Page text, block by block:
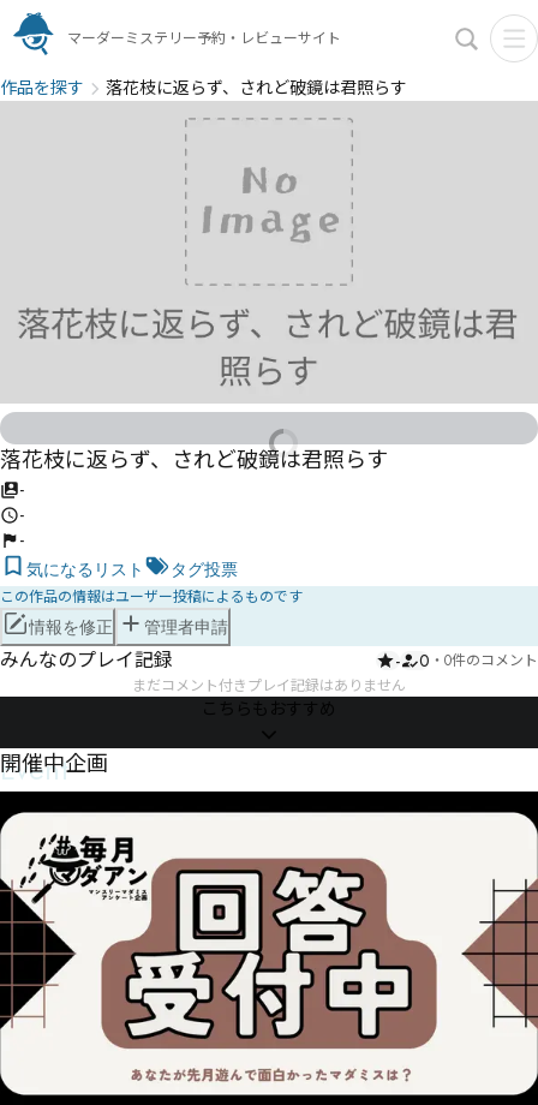
マーダーミステリー予約・レビューサイト
作品を探す 落花枝に返らず、されど破鏡は君照らす
落花枝に返らず、されど破鏡は君照らす
-
-
-
気になるリスト タグ投票
この作品の情報はユーザー投稿によるものです
情報を修正 管理者申請
みんなのプレイ記録 - 0 ・ 0件のコメント
まだコメント付きプレイ記録はありません
こちらもおすすめ
Event
開催中企画